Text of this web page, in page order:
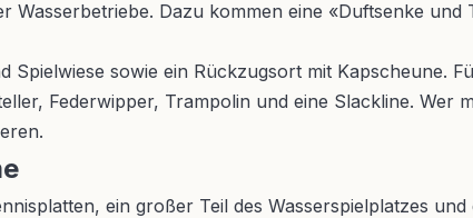
Wasserbetriebe. Dazu kommen eine «Duftsenke
Spielwiese sowie ein Rückzugsort mit Kapscheune.
Federwipper, Trampolin und eine Slackline.
ein großer Teil des Wasserspielplatzes